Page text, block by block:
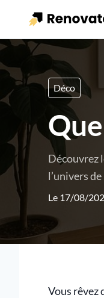
Déco
Découvrez
l’univers
Le 17/08/
Vous rêvez